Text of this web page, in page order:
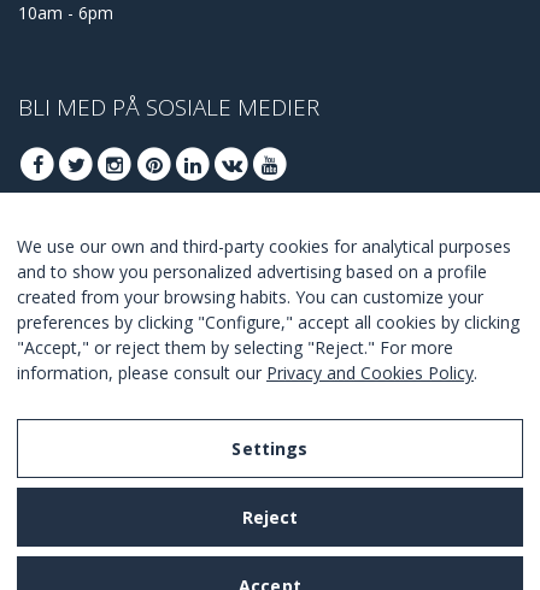
10am - 6pm
BLI MED PÅ SOSIALE MEDIER
BLI MED FOR Å FÅ VÅRE BESTE TILBUDENE
ABONNER
I Agree with the terms and conditions
We use our own and third-party cookies for analytical purposes
and to show you personalized advertising based on a profile
created from your browsing habits. You can customize your
preferences by clicking "Configure," accept all cookies by clicking
"Accept," or reject them by selecting "Reject." For more
information, please consult our Privacy and Cookies Policy.
Settings
Reject
Legal Notice
Privacy and Cookies Policy
Terms and Conditions of Use